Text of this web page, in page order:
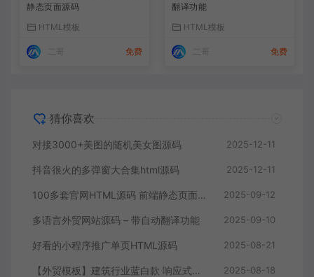
静态页面源码
HTML模板
免费
翻译功能
HTML模板
免费
猜你喜欢
对接3000+美图的随机美女图源码 2025-12-11
抖音很火的多弹窗大合集html源码 2025-12-11
100多套官网HTML源码 前端静态页面源码 2025-09-12
多语言外贸网站源码 – 带自动翻译功能 2025-09-10
好看的小程序推广单页HTML源码 2025-08-21
【外贸模板】建筑行业蓝白款 响应式模板静态html文件 2025-08-18